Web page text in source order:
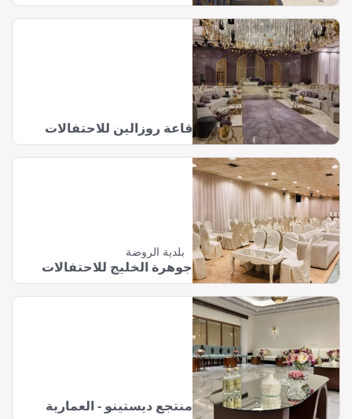
قاعة روزالين للاحتفالات
بلدية الروضة
جوهرة الخليج للاحتفالات
منتجع ديستينو - العمارية